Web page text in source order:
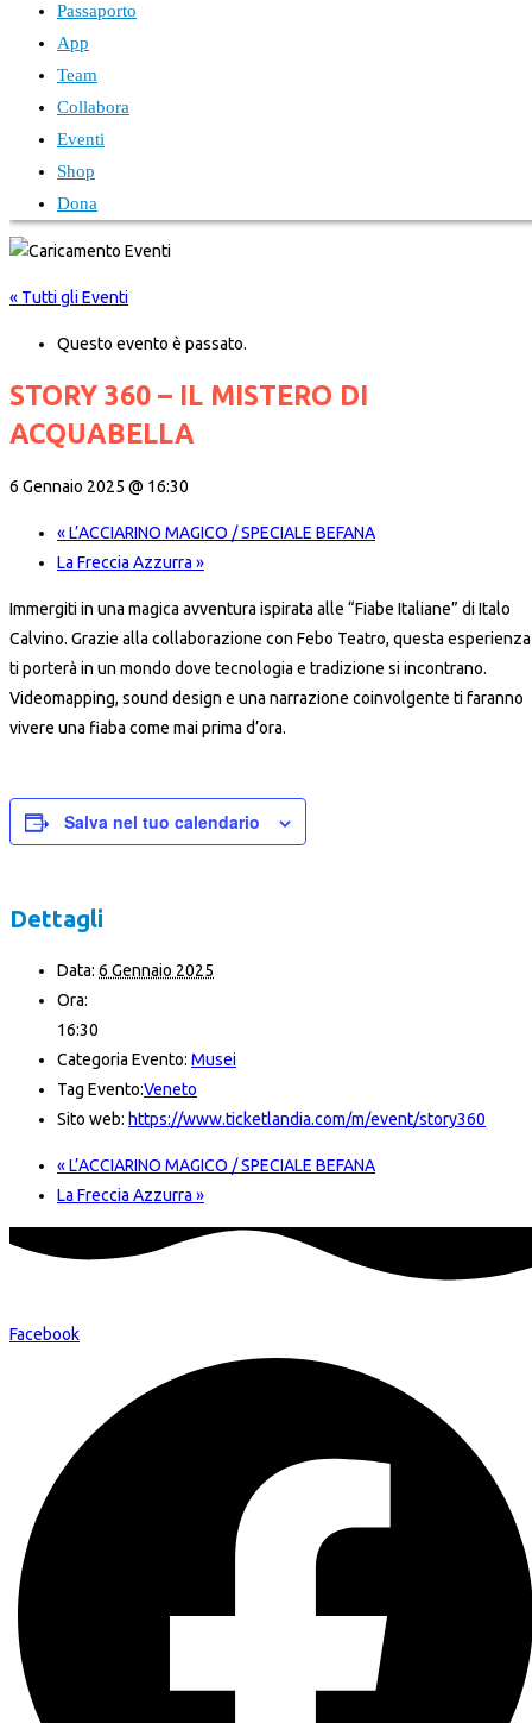
Passaporto
App
Team
Collabora
Eventi
Shop
Dona
« Tutti gli Eventi
Questo evento è passato.
STORY 360 – IL MISTERO DI
ACQUABELLA
6 Gennaio 2025 @ 16:30
«L’ACCIARINO MAGICO / SPECIALE BEFANA
La Freccia Azzurra »
Immergiti in una magica avventura ispirata alle “Fiabe Italiane” di Italo
Calvino. Grazie alla collaborazione con Febo Teatro, questa esperienza
ti porterà in un mondo dove tecnologia e tradizione si incontrano.
Videomapping, sound design e una narrazione coinvolgente ti faranno
vivere una fiaba come mai prima d’ora.
Salva nel tuo calendario
Dettagli
Data: 6 Gennaio 2025
Ora:
16:30
Categoria Evento: Musei
Tag Evento:Veneto
Sito web: https://www.ticketlandia.com/m/event/story360
«L’ACCIARINO MAGICO / SPECIALE BEFANA
La Freccia Azzurra »
Facebook